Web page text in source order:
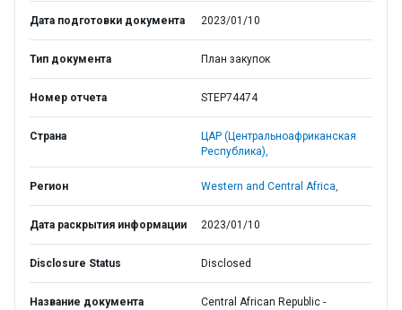
Дата подготовки документа 2023/01/10
Тип документа План закупок
Номер отчета STEP74474
Страна
ЦАР (Центральноафриканская
Республика),
Регион Western and Central Africa,
Дата раскрытия информации 2023/01/10
Disclosure Status Disclosed
Название документа
Central African Republic -